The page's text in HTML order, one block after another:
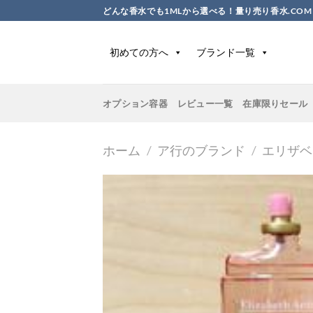
to
どんな香水でも1MLから選べる！量り売り香水.COM
初めての方へ ブランド一覧
オプション容器 レビュー一覧 在庫限りセール
ホーム / ア行のブランド / エリザ